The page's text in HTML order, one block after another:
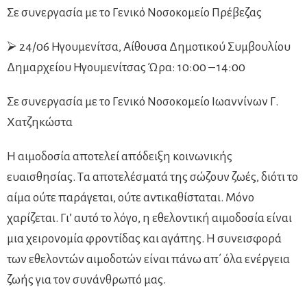
Σε συνεργασία με το Γενικό Νοσοκομείο Πρέβεζας
⮚ 24/06 Ηγουμενίτσα, Αίθουσα Δημοτικού Συμβουλίου
Δημαρχείου Ηγουμενίτσας Ώρα: 10:00 – 14:00
Σε συνεργασία με το Γενικό Νοσοκομείο Ιωαννίνων Γ.
Χατζηκώστα
Η αιμοδοσία αποτελεί απόδειξη κοινωνικής
ευαισθησίας. Tα αποτελέσματά της σώζουν ζωές, διότι το
αίμα ούτε παράγεται, ούτε αντικαθίσταται. Μόνο
χαρίζεται. Γι’ αυτό το λόγο, η εθελοντική αιμοδοσία είναι
μια χειρονομία φροντίδας και αγάπης. Η συνεισφορά
των εθελοντών αιμοδοτών είναι πάνω απ΄ όλα ενέργεια
ζωής για τον συνάνθρωπό μας.